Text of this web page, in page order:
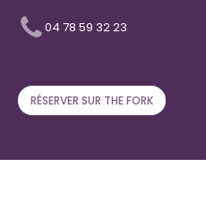
04 78 59 32 23
RÉSERVER SUR THE FORK